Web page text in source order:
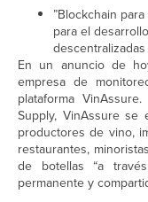
”Blockchain
para el
En un anuncio de
empresa de
plataforma
Supply, VinAssure
productores de vino,
restaurantes,
de botellas “a
permanente y